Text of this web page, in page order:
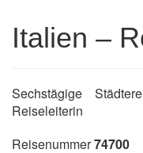
Italien –
Sechstägige
Reiseleiterin
Reisenummer74700